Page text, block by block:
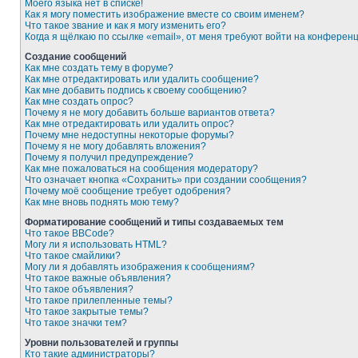
Моего языка нет в списке!
Как я могу поместить изображение вместе со своим именем?
Что такое звание и как я могу изменить его?
Когда я щёлкаю по ссылке «email», от меня требуют войти на
Создание сообщений
Как мне создать тему в форуме?
Как мне отредактировать или удалить сообщение?
Как мне добавить подпись к своему сообщению?
Как мне создать опрос?
Почему я не могу добавить больше вариантов ответа?
Как мне отредактировать или удалить опрос?
Почему мне недоступны некоторые форумы?
Почему я не могу добавлять вложения?
Почему я получил предупреждение?
Как мне пожаловаться на сообщения модератору?
Что означает кнопка «Сохранить» при создании сообщения?
Почему моё сообщение требует одобрения?
Как мне вновь поднять мою тему?
Форматирование сообщений и типы создаваемых тем
Что такое BBCode?
Могу ли я использовать HTML?
Что такое смайлики?
Могу ли я добавлять изображения к сообщениям?
Что такое важные объявления?
Что такое объявления?
Что такое прилепленные темы?
Что такое закрытые темы?
Что такое значки тем?
Уровни пользователей и группы
Кто такие администраторы?